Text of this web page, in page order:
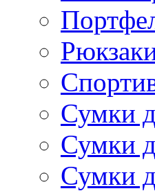
Сумки
Сумки
Сумки